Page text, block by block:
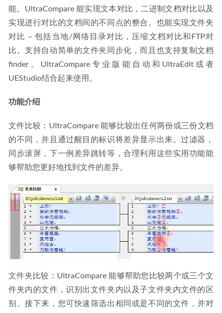
能。UltraCompare 能实现文本对比，二进制文档对比以及
实现进行对比的文档间的不同点的整合。也能实现文件夹
对比 – 包括当地/网络目录对比，压缩文档对比和FTP对
比。支持自动简单的文件夹同步化，而且也支持复制文档
finder。UltraCompare专业版能自动和UltraEdit或者
UEStudio结合起来使用。
功能介绍
文件比较：UltraCompare 能够比较出任何两份或三份文档
的不同，并且通过醒目的标识将差异显示出来。过滤器，
同步滚屏，下一例差异跳转等，合理利用这些实用功能能
够帮助您更好地找到文件的差异。
文件夹比较：UltraCompare 能够帮助您比较两个或三个文
件夹内的文件，识别出文件夹内以及子文件夹内文件的区
别。接下来，您可快速筛选出相同或是不同的文件，并对